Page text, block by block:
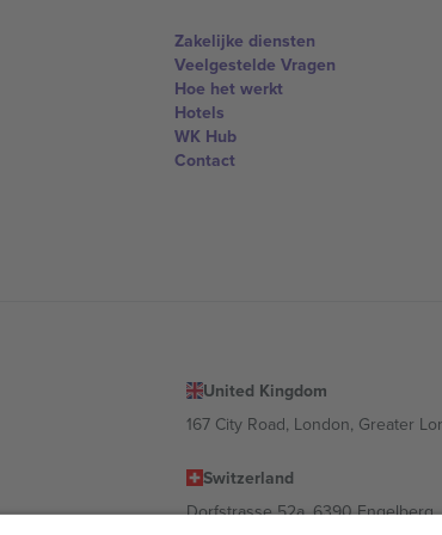
Zakelijke diensten
Veelgestelde Vragen
Hoe het werkt
Hotels
WK Hub
Contact
United Kingdom
167 City Road, London, Greater
Switzerland
Dorfstrasse 52a, 6390 Engelberg,